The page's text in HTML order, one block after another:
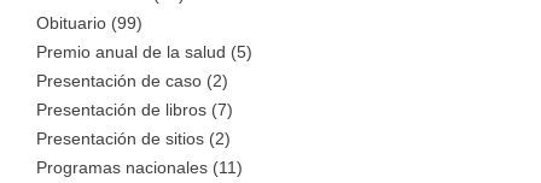
Obituario (99)
Premio anual de la salud (5)
Presentación de caso (2)
Presentación de libros (7)
Presentación de sitios (2)
Programas nacionales (11)